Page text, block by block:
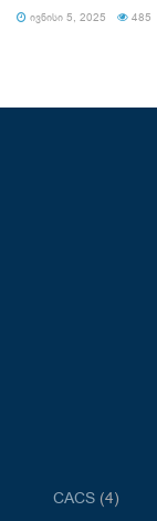
ᲘᲕᲜᲘᲡᲘ 5, 2025 485
CACS (4)